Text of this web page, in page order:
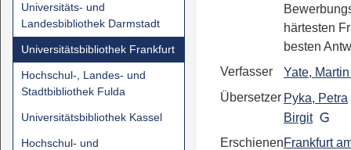
Universitäts- und
Landesbibliothek Darmstadt
Universitätsbibliothek Frankfurt
Hochschul-, Landes- und
Stadtbibliothek Fulda
Universitätsbibliothek Kassel
Hochschul- und
härtesten
besten
Verfasser
Yate,
Übersetzer Pyka, Petra
Birgit
ErschienenFrankfurt